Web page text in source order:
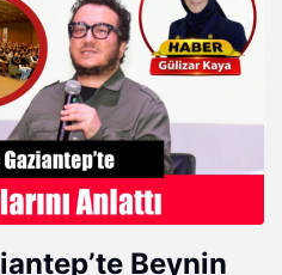
Beynin